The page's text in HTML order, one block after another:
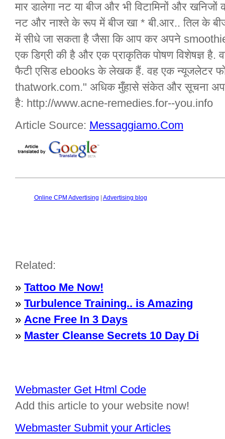
मार डालेगा नट या बीज और भी विटामिनों और
नट और नाश्ते के रूप में बीज खा * बी.आर.. तिल के
में सीधे जा सकता है जैसा कि आप कर अपने
एक डिग्री की है और एक प्राकृतिक पोषण विशेषज्ञ
फैटी एसिड ebooks के लेखक हैं. वह एक न्यूजलेटर
thatwork.com." अधिक मुँहासे संकेत और सूचना
है: http://www.acne-remedies.for--you.info
Article Source: Messaggiamo.Com
Online CPM Advertising Advertising blog
Related:
» Tattoo Me Now!
» Turbulence Training.. is Amazing
» Acne Free In 3 Days
» Master Cleanse Secrets 10 Day Di
Webmaster Get Html Code
Add this article to your website now!
Webmaster Submit your Articles